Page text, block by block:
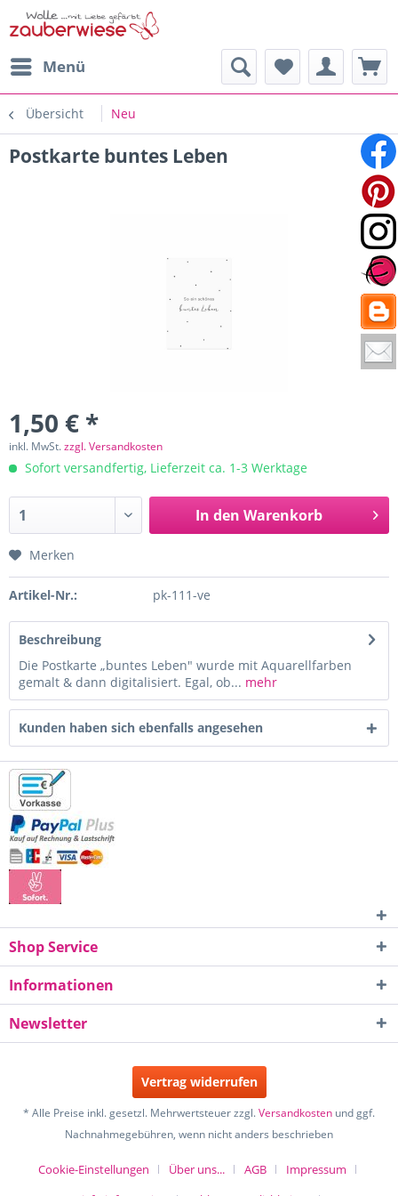
Menü
Übersicht Neu
Postkarte buntes Leben
1,50 € *
inkl. MwSt.zzgl. Versandkosten
Sofort versandfertig, Lieferzeit ca. 1-3 Werktage
In den Warenkorb
Merken
Artikel-Nr.: pk-111-ve
Beschreibung
Die Postkarte „buntes Leben" wurde mit Aquarellfarben
gemalt & dann digitalisiert. Egal, ob... mehr
Kunden haben sich ebenfalls angesehen
Shop Service
Informationen
Newsletter
Vertrag widerrufen
* Alle Preise inkl. gesetzl. Mehrwertsteuer zzgl.Versandkosten und ggf.
Nachnahmegebühren, wenn nicht anders beschrieben
Cookie-Einstellungen Über uns... AGB
Impressum